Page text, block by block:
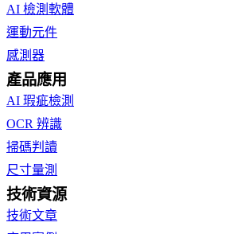
AI 檢測軟體
運動元件
感測器
產品應用
AI 瑕疵檢測
OCR 辨識
掃碼判讀
尺寸量測
技術資源
技術文章